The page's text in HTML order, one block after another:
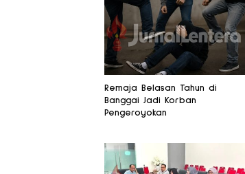
Remaja Belasan Tahun di
Banggai Jadi Korban
Pengeroyokan